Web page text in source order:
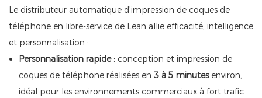
Le distributeur automatique d'impression de coques de
téléphone en libre-service de Lean allie efficacité, intelligence
et personnalisation :
Personnalisation rapide :conception et impression de
coques de téléphone réalisées en 3 à 5 minutesenviron,
idéal pour les environnements commerciaux à fort trafic.